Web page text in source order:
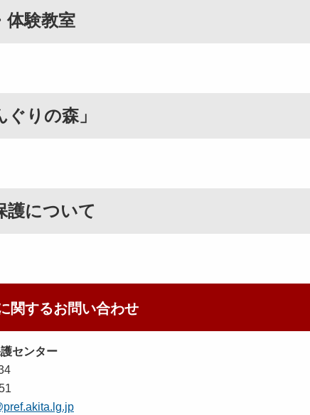
体験教室
りの森」
護について
関するお問い合わせ
センター